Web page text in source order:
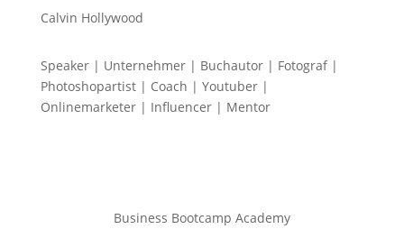
Calvin Hollywood
Speaker | Unternehmer | Buchautor | Fotograf |
Photoshopartist | Coach | Youtuber |
Onlinemarketer | Influencer | Mentor
Business Bootcamp Academy